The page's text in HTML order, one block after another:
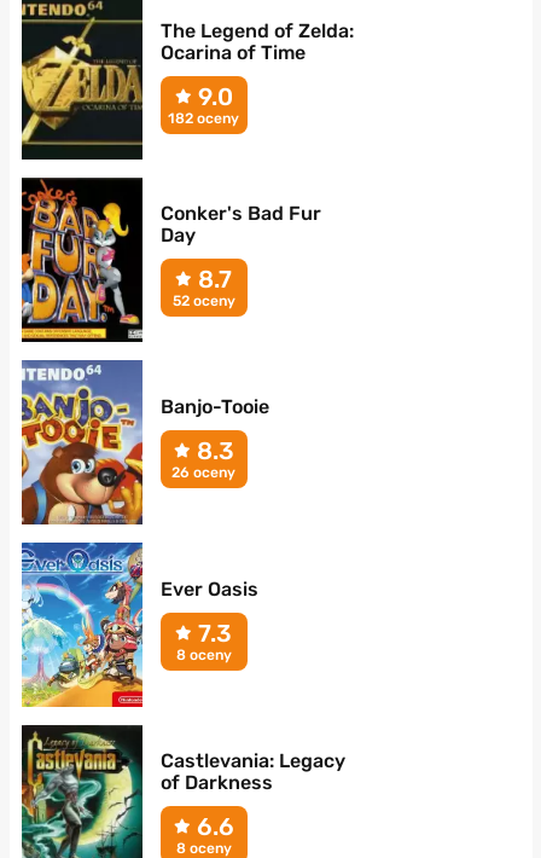
The Legend of Zelda:
Ocarina of Time
9.0
182 oceny
Conker's Bad Fur
Day
8.7
52 oceny
Banjo-Tooie
8.3
26 oceny
Ever Oasis
7.3
8 oceny
Castlevania: Legacy
of Darkness
6.6
8 oceny